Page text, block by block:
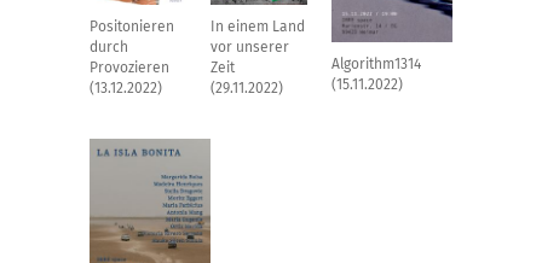
Positonieren
durch
Provozieren
(13.12.2022)
In einem Land
vor unserer
Zeit
(29.11.2022)
Algorithm1314
(15.11.2022)